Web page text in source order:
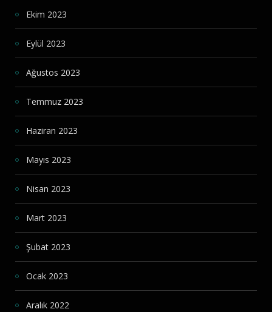
Ekim 2023
Eylül 2023
Ağustos 2023
Temmuz 2023
Haziran 2023
Mayıs 2023
Nisan 2023
Mart 2023
Şubat 2023
Ocak 2023
Aralık 2022